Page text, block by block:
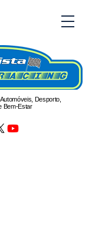
Desporto,
Bem-Estar